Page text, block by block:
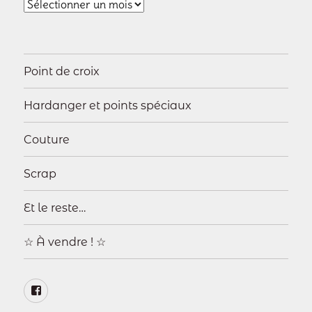
Archives
Point de croix
Hardanger et points spéciaux
Couture
Scrap
Et le reste…
☆ À vendre ! ☆
Page